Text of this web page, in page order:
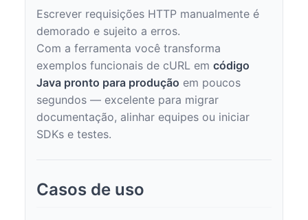
Escrever requisições HTTP manualmente é
demorado e sujeito a erros.
Com a ferramenta você transforma
exemplos funcionais de cURL em código
Java pronto para produção em poucos
segundos — excelente para migrar
documentação, alinhar equipes ou iniciar
SDKs e testes.
Casos de uso